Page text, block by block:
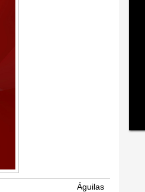
Águilas